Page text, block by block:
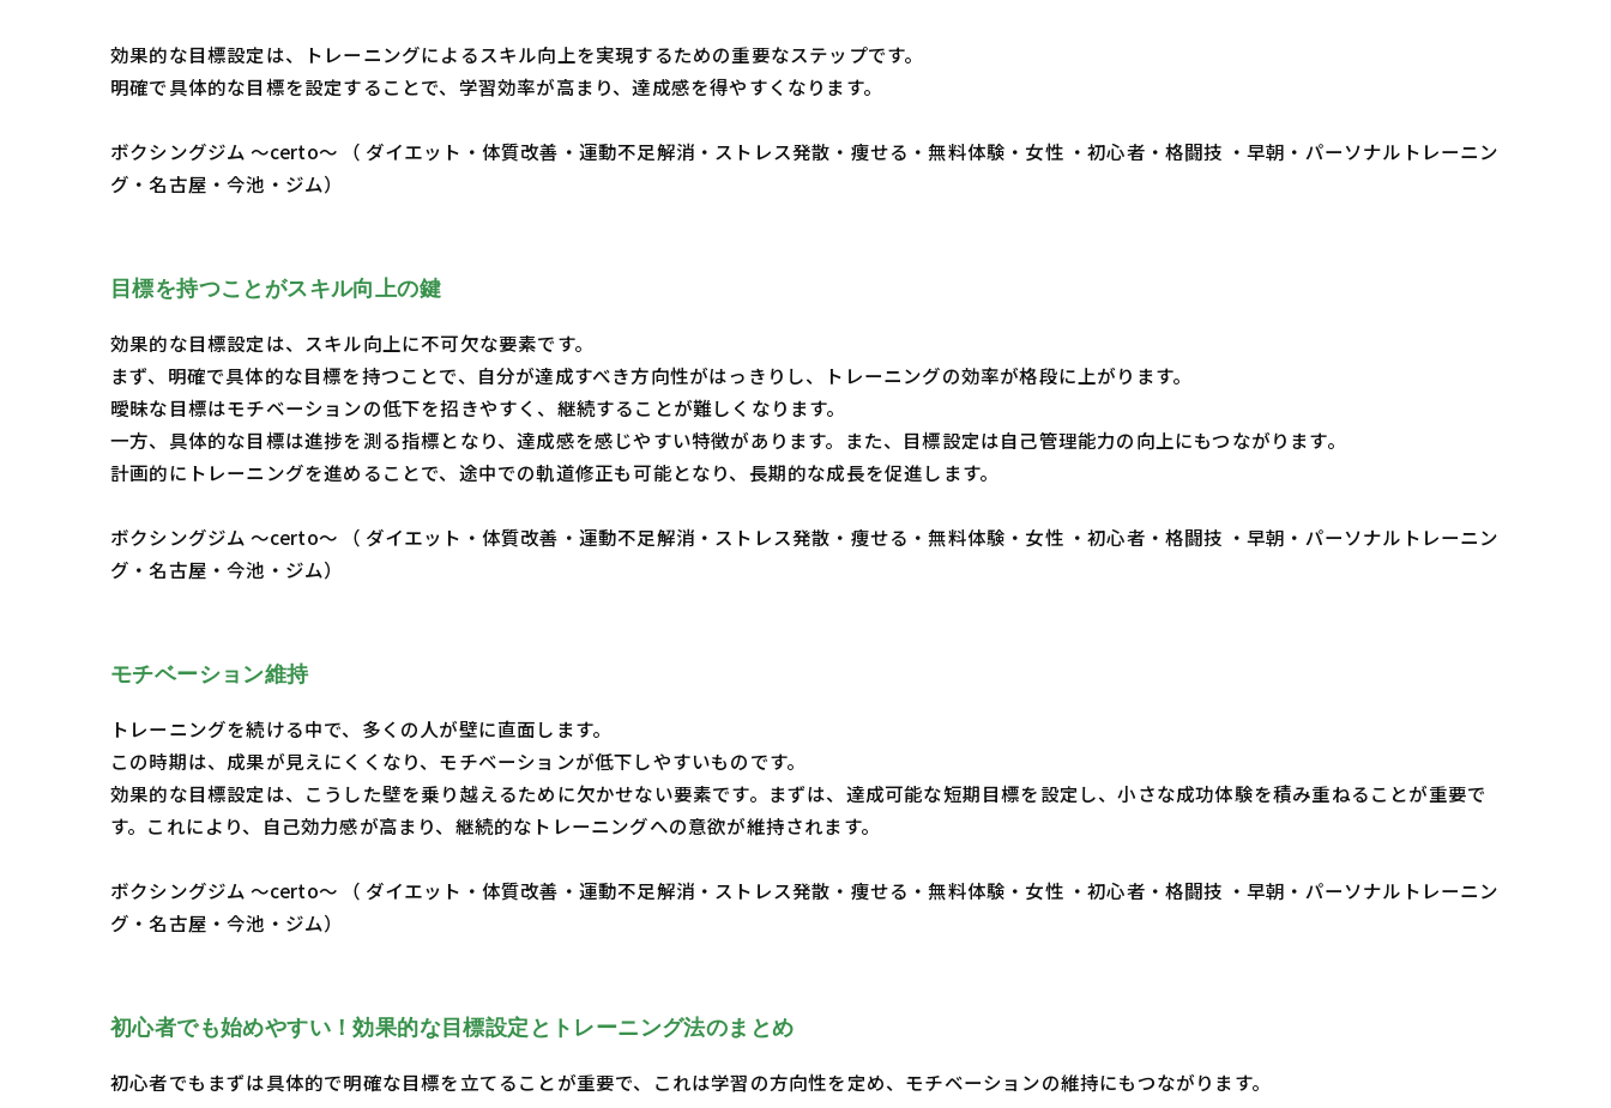
効果的な目標設定は、トレーニングによるスキル向上を実現するための重要なステップです。
明確で具体的な目標を設定することで、学習効率が高まり、達成感を得やすくなります。
ボクシングジム ～certo～ （ ダイエット・体質改善・運動不足解消・ストレス発散・痩せる・無料体験・女性 ・初心者・格闘技 ・早朝・パーソナルトレーニン
グ・名古屋・今池・ジム）
目標を持つことがスキル向上の鍵
効果的な目標設定は、スキル向上に不可欠な要素です。
まず、明確で具体的な目標を持つことで、自分が達成すべき方向性がはっきりし、トレーニングの効率が格段に上がります。
曖昧な目標はモチベーションの低下を招きやすく、継続することが難しくなります。
一方、具体的な目標は進捗を測る指標となり、達成感を感じやすい特徴があります。また、目標設定は自己管理能力の向上にもつながります。
計画的にトレーニングを進めることで、途中での軌道修正も可能となり、長期的な成長を促進します。
ボクシングジム ～certo～ （ ダイエット・体質改善・運動不足解消・ストレス発散・痩せる・無料体験・女性 ・初心者・格闘技 ・早朝・パーソナルトレーニン
グ・名古屋・今池・ジム）
モチベーション維持
トレーニングを続ける中で、多くの人が壁に直面します。
この時期は、成果が見えにくくなり、モチベーションが低下しやすいものです。
効果的な目標設定は、こうした壁を乗り越えるために欠かせない要素です。まずは、達成可能な短期目標を設定し、小さな成功体験を積み重ねることが重要で
す。これにより、自己効力感が高まり、継続的なトレーニングへの意欲が維持されます。
ボクシングジム ～certo～ （ ダイエット・体質改善・運動不足解消・ストレス発散・痩せる・無料体験・女性 ・初心者・格闘技 ・早朝・パーソナルトレーニン
グ・名古屋・今池・ジム）
初心者でも始めやすい！効果的な目標設定とトレーニング法のまとめ
初心者でもまずは具体的で明確な目標を立てることが重要で、これは学習の方向性を定め、モチベーションの維持にもつながります。